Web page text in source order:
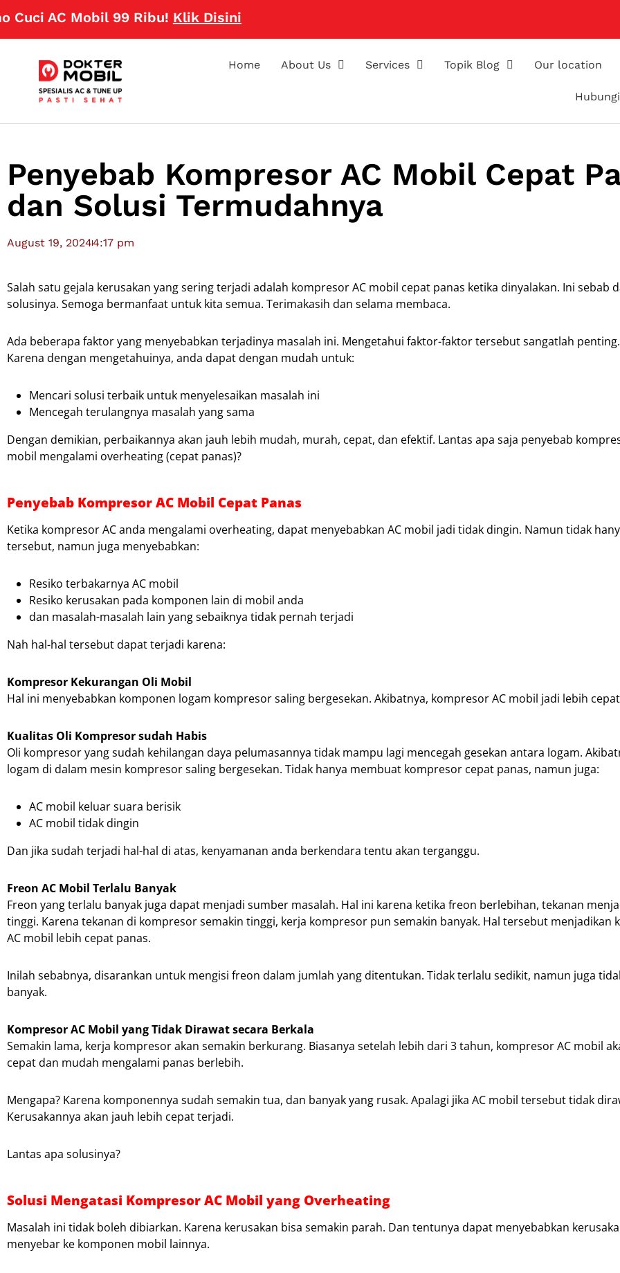
AC Mobil 99 Ribu! Klik Disini
Home About Us Services Topik Blog Our location
Penyebab Kompresor AC Mobil Cepat
dan Solusi Termudahnya
August 19, 20244:17 pm
Salah satu gejala kerusakan yang sering terjadi adalah kompresor AC mobil cepat panas ketika dinyalakan. Ini sebab
solusinya. Semoga bermanfaat untuk kita semua. Terimakasih dan selama membaca.
Ada beberapa faktor yang menyebabkan terjadinya masalah ini. Mengetahui faktor-faktor tersebut sangatlah
Karena dengan mengetahuinya, anda dapat dengan mudah untuk:
Mencari solusi terbaik untuk menyelesaikan masalah ini
Mencegah terulangnya masalah yang sama
Dengan demikian, perbaikannya akan jauh lebih mudah, murah, cepat, dan efektif. Lantas apa saja penyebab
mobil mengalami overheating (cepat panas)?
Penyebab Kompresor AC Mobil Cepat Panas
Ketika kompresor AC anda mengalami overheating, dapat menyebabkan AC mobil jadi tidak dingin. Namun tidak
tersebut, namun juga menyebabkan:
Resiko terbakarnya AC mobil
Resiko kerusakan pada komponen lain di mobil anda
dan masalah-masalah lain yang sebaiknya tidak pernah terjadi
Nah hal-hal tersebut dapat terjadi karena:
Kompresor Kekurangan Oli Mobil
Hal ini menyebabkan komponen logam kompresor saling bergesekan. Akibatnya, kompresor AC mobil jadi lebih
Kualitas Oli Kompresor sudah Habis
Oli kompresor yang sudah kehilangan daya pelumasannya tidak mampu lagi mencegah gesekan antara logam.
logam di dalam mesin kompresor saling bergesekan. Tidak hanya membuat kompresor cepat panas, namun juga:
AC mobil keluar suara berisik
AC mobil tidak dingin
Dan jika sudah terjadi hal-hal di atas, kenyamanan anda berkendara tentu akan terganggu.
Freon AC Mobil Terlalu Banyak
Freon yang terlalu banyak juga dapat menjadi sumber masalah. Hal ini karena ketika freon berlebihan, tekanan
tinggi. Karena tekanan di kompresor semakin tinggi, kerja kompresor pun semakin banyak. Hal tersebut menjadikan
AC mobil lebih cepat panas.
Inilah sebabnya, disarankan untuk mengisi freon dalam jumlah yang ditentukan. Tidak terlalu sedikit, namun juga
banyak.
Kompresor AC Mobil yang Tidak Dirawat secara Berkala
Semakin lama, kerja kompresor akan semakin berkurang. Biasanya setelah lebih dari 3 tahun, kompresor AC mobil
cepat dan mudah mengalami panas berlebih.
Mengapa? Karena komponennya sudah semakin tua, dan banyak yang rusak. Apalagi jika AC mobil tersebut tidak
Kerusakannya akan jauh lebih cepat terjadi.
Lantas apa solusinya?
Solusi Mengatasi Kompresor AC Mobil yang Overheating
Masalah ini tidak boleh dibiarkan. Karena kerusakan bisa semakin parah. Dan tentunya dapat menyebabkan
menyebar ke komponen mobil lainnya.